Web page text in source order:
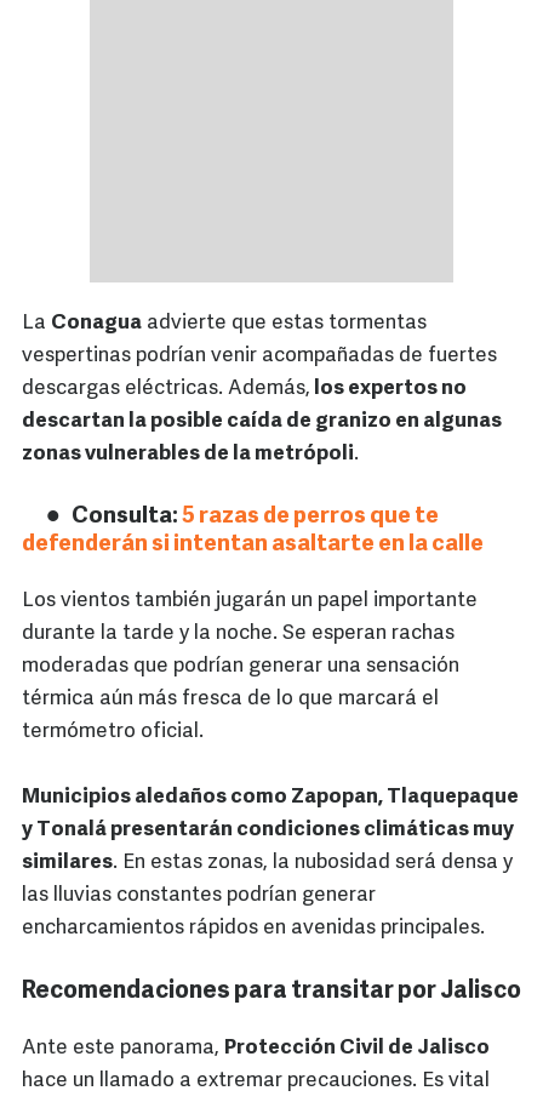
La Conagua advierte que estas tormentas
vespertinas podrían venir acompañadas de fuertes
descargas eléctricas. Además, los expertos no
descartan la posible caída de granizo en algunas
zonas vulnerables de la metrópoli.
Consulta: 5 razas de perros que te
defenderán si intentan asaltarte en la calle
Los vientos también jugarán un papel importante
durante la tarde y la noche. Se esperan rachas
moderadas que podrían generar una sensación
térmica aún más fresca de lo que marcará el
termómetro oficial.
Municipios aledaños como Zapopan, Tlaquepaque
y Tonalá presentarán condiciones climáticas muy
similares. En estas zonas, la nubosidad será densa y
las lluvias constantes podrían generar
encharcamientos rápidos en avenidas principales.
Recomendaciones para transitar por Jalisco
Ante este panorama, Protección Civil de Jalisco
hace un llamado a extremar precauciones. Es vital